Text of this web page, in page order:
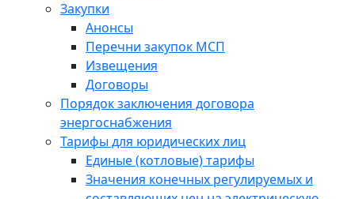
Закупки
Анонсы
Перечни закупок МСП
Извещения
Договоры
Порядок заключения договора
энергоснабжения
Тарифы для юридических лиц
Единые (котловые) тарифы
Значения конечных регулируемых и